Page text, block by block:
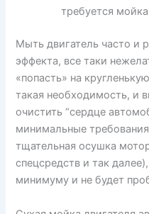
требуется
Мыть двигатель часто и
эффекта, все таки
«попасть» на
такая необходимость, и
очистить “сердце
минимальные
тщательная осушка
спецсредств и так
минимуму и не будет